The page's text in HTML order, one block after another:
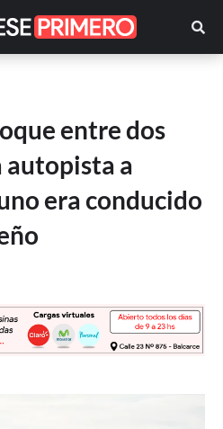
entre dos
autopista a
era conducido